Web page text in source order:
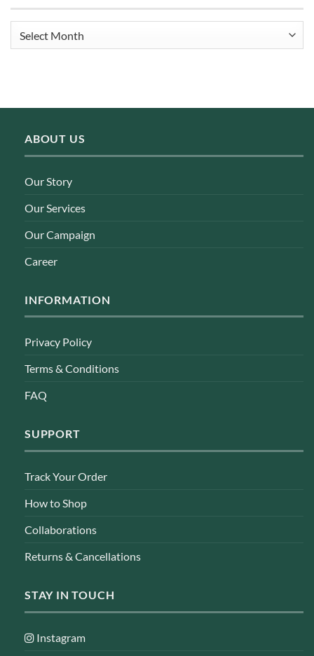
Archives
ABOUT US
Our Story
Our Services
Our Campaign
Career
INFORMATION
Privacy Policy
Terms & Conditions
FAQ
SUPPORT
Track Your Order
How to Shop
Collaborations
Returns & Cancellations
STAY IN TOUCH
Instagram